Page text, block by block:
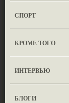
СПОРТ
КРОМЕ ТОГО
ИНТЕРВЬЮ
БЛОГИ